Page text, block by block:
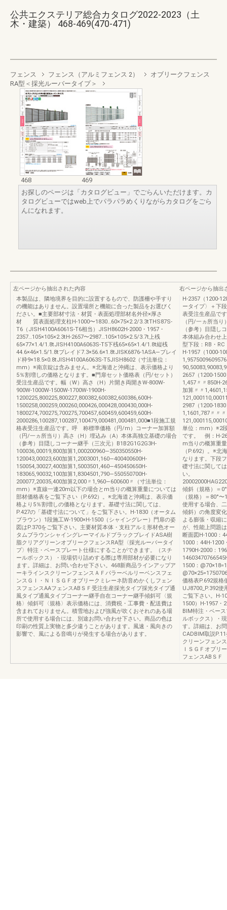
公共エクステリア総合カタログ2022-2023（土
木・建築） 468-469(470-471)
フェンス フェンス（アルミフェンス 2）
オブリークフェンス
RA型＜採光ルーバータイプ＞
468
469
お探しのページは「カタログビュー」でごらんいただけます。カ
タログビューではweb上でパラパラめくりながらカタログをごら
んになれます。
左ページから抽出された内容
本製品は、隣地境界を目的に設置するもので、防護柵や手すり
の機能はありません。設置場所と機能に合った製品をお選びく
ださい。■主要部材寸法・材質・表面処理部材名外径×厚さ
材 質表面処理支柱H-1000〜1830…60×75×2.2/3.3tTHS87S-
T6（JISH4100A6061S-T6相当）JISH8602H-2000・1957・
2357…105×105×2.3tH-2657〜2987…105×105×2.5/3.7t上桟
65×77×1.4/1.8tJISH4100A6063S-T5下桟65×65×1.4/1.8t縦桟
44.6×46×1.5/1.8tブレイド7.3×56.6×1.8tJISK6876-1ASA—ブレイ
ド枠9×18.5×0.8tJISH4100A6063S-T5JISH8602（寸法単位：
mm）※南京錠は含みません。※北海道と沖縄は、表示価格より
5％割増しの価格となります。■門扉セット価格表（円/セット）
受注生産品です。幅（W）高さ（H）片開き両開きW-800W-
900W-1000W-1500W-1700W-1900H-
1200225,800225,800227,800382,600382,600386,600H-
1500258,000259,000260,000426,000428,000430,000H-
1800274,700275,700275,700457,600459,600459,600H-
2000286,100287,100287,100479,000481,000481,000■1段施工規
格表受注生産品です。呼 称標準価格（円/m）コーナー加算額
（円/一ヵ所当り）高さ（H）埋込み（A）本体高独立基礎の場合
（参考）目隠しコーナー継手（三次元）B1B2G1G2G3H-
100036,00019,800加算1,000200960—350350550H-
120043,00023,600加算1,2003001,160—400400600H-
150054,30027,400加算1,5003501,460—450450650H-
183065,90032,100加算1,8304501,790—550550700H-
200077,20035,400加算2,000〃1,960—600600〃（寸法単位：
mm）※直線一連20m以下の場合とm当りの概算重量については
部材価格表をご覧下さい（P.692）。※北海道と沖縄は、表示価
格より5％割増しの価格となります。基礎寸法に関しては、
P.427の「基礎寸法について」をご覧下さい。H-1830（オータム
ブラウン）1段施工W-1900×H-1500（シャイングレー）門扉の姿
図はP.370をご覧下さい。主要材質本体・支柱アルミ形材色オー
タムブラウンシャイングレーマイルドブラックブレイドASA樹
脂クリアグリーンオブリークフェンスRA型〈採光ルーバータイ
プ〉特注・ベースプレート仕様にすることができます。（スチ
ールボックス）・現場切り詰めする際は専用部材が必要になり
ます。詳細は、お問い合わせ下さい。468新商品ラインアップア
ーキラインスクリーンフェンスＡＦパラーベルリーベンスフェ
ンスＧＩ・ＮＩＳＧＦオブリークミレーネ防音めかくしフェン
スフェンスAAフェンスABＳＦ受注生産採光タイプ採光タイプ通
風タイプ通風タイプコーナー継手自在コーナー継手傾斜可〈規
格〉傾斜可〈規格〉表示価格には、消費税・工事費・配送費は
含まれておりません。積雪地および強風が吹くおそれのある場
所で使用する場合には、別途お問い合わせ下さい。商品の色は
印刷の性質上実物と多少違うことがあります。風速・風向きの
影響で、風による音鳴りが発生する場合があります。
右ページから抽出
H-2357（1200-
ータイプ〉＋下
表受注生産品で
（円/一ヵ所当
（参考）目隠し
本体組み合わせ
型下段：RB・RC
H-1957（1000-
2657（1200-
1,457〃〃850H-
加算〃〃
2987（1200-
1,1601,787〃〃
単位：mm）※2
です。 例：H-
m当りの概算重
（P.692）。※北
なります。下段
礎寸法に関して
い。
傾斜（規格）＝
（規格）＝80°
使用する場合、
傾斜）の角度変
よる膨張・収縮
が、性能上問題
断面図H-1000：
1000：44H-1200
1790H-2000：
1500：
価格表P.692規格
UJ8700_P.392使
ご覧下さい。H-
1500）H-1957・
BIM特注・ベー
ルボックス）・
す。詳細は、お
CADBIM取説
クリーンフェン
ＩＳＧＦオブリ
フェンスABＳＦ